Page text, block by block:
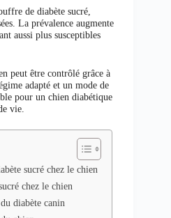
de diabète sucré,
La prévalence augmente
aussi plus susceptibles
peut être contrôlé grâce à
adapté et un mode de
pour un chien diabétique
vie.
sucré chez le chien
chez le chien
diabète canin